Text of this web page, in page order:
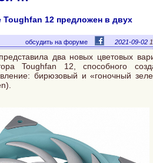
Toughfan 12 предложен в двух
обсудить на форуме 2021-09-02
два новых цветовых
Toughfan 12, способного
бирюзовый и «гоночный